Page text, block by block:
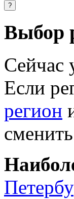
?
Выбор
Сейчас
Если
регион